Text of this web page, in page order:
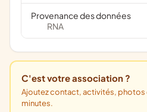
Provenance des données
RNA
C'est votre association ?
Ajoutez contact, activités, photos et annonces. Gratuit, en 5
minutes.